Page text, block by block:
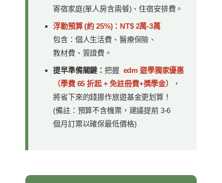
寄宿家庭(單人房含兩餐)、住宿安排費。
浮動預算 (約 25%)：NT$ 2萬-3萬
包含：個人生活費、醫療保險、
教材費、簽證費。
提早準備關鍵：把握 edm 遊學獨家優惠
（學費 65 折起 + 免註冊費+獎學金）
，
將省下來的錢挪作旅遊基金更划算！
(備註：預算不含機票，建議提前 3-6
個月訂票以確保最低價格)